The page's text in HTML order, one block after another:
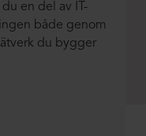
en del av IT-
både genom
du bygger